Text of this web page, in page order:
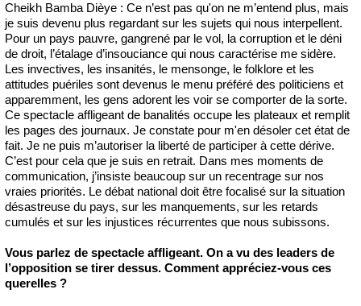
Cheikh Bamba Dièye : Ce n’est pas qu'on ne m’entend plus, mais
je suis devenu plus regardant sur les sujets qui nous interpellent.
Pour un pays pauvre, gangrené par le vol, la corruption et le déni
de droit, l’étalage d’insouciance qui nous caractérise me sidère.
Les invectives, les insanités, le mensonge, le folklore et les
attitudes puériles sont devenus le menu préféré des politiciens et
apparemment, les gens adorent les voir se comporter de la sorte.
Ce spectacle affligeant de banalités occupe les plateaux et remplit
les pages des journaux. Je constate pour m'en désoler cet état de
fait. Je ne puis m’autoriser la liberté de participer à cette dérive.
C’est pour cela que je suis en retrait. Dans mes moments de
communication, j’insiste beaucoup sur un recentrage sur nos
vraies priorités. Le débat national doit être focalisé sur la situation
désastreuse du pays, sur les manquements, sur les retards
cumulés et sur les injustices récurrentes que nous subissons.
Vous parlez de spectacle affligeant. On a vu des leaders de
l’opposition se tirer dessus. Comment appréciez-vous ces
querelles ?